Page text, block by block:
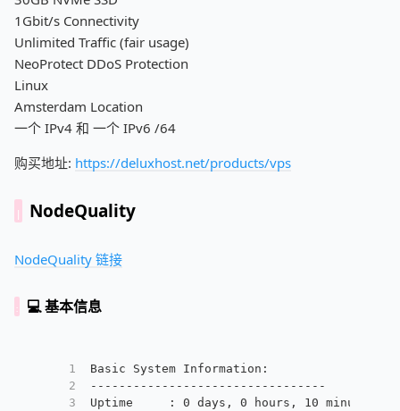
1Gbit/s Connectivity
Unlimited Traffic (fair usage)
NeoProtect DDoS Protection
Linux
Amsterdam Location
一个 IPv4 和 一个 IPv6 /64
购买地址: https://deluxhost.net/products/vps
NodeQuality
NodeQuality 链接
💻 基本信息
1
2
3
Basic System Information:
---------------------------------
Uptime     : 0 days, 0 hours, 10 minutes